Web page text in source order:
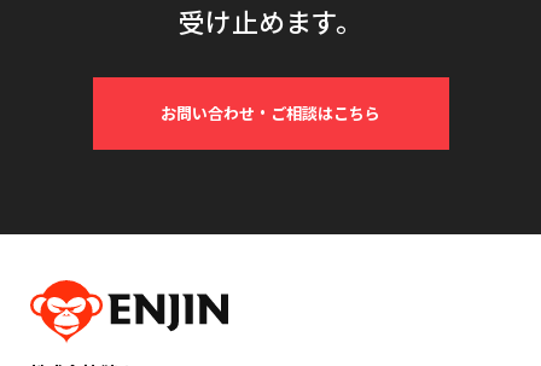
受け止めます。
お問い合わせ・ご相談はこちら